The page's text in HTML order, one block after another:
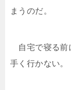
まうのだ。
自宅で寝る前
手く行かない。